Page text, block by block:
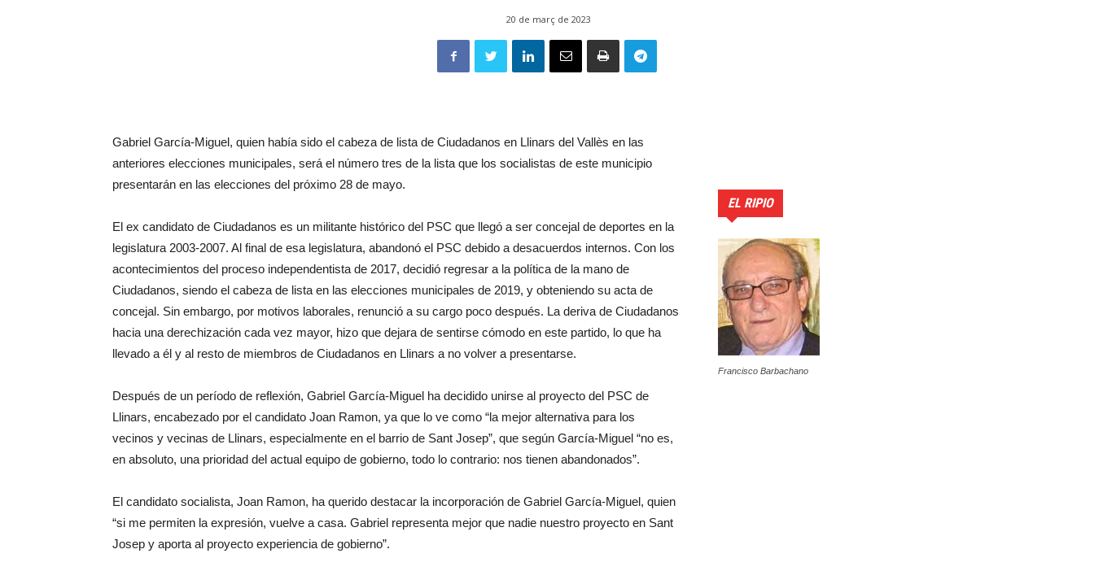
20 de març de 2023
Gabriel García-Miguel, quien había sido el cabeza de lista de Ciudadanos en Llinars del Vallès en las
anteriores elecciones municipales, será el número tres de la lista que los socialistas de este municipio
presentarán en las elecciones del próximo 28 de mayo.
El ex candidato de Ciudadanos es un militante histórico del PSC que llegó a ser concejal de deportes en la
legislatura 2003-2007. Al final de esa legislatura, abandonó el PSC debido a desacuerdos internos. Con los
acontecimientos del proceso independentista de 2017, decidió regresar a la política de la mano de
Ciudadanos, siendo el cabeza de lista en las elecciones municipales de 2019, y obteniendo su acta de
concejal. Sin embargo, por motivos laborales, renunció a su cargo poco después. La deriva de Ciudadanos
hacia una derechización cada vez mayor, hizo que dejara de sentirse cómodo en este partido, lo que ha
llevado a él y al resto de miembros de Ciudadanos en Llinars a no volver a presentarse.
Después de un período de reflexión, Gabriel García-Miguel ha decidido unirse al proyecto del PSC de
Llinars, encabezado por el candidato Joan Ramon, ya que lo ve como “la mejor alternativa para los
vecinos y vecinas de Llinars, especialmente en el barrio de Sant Josep”, que según García-Miguel “no es,
en absoluto, una prioridad del actual equipo de gobierno, todo lo contrario: nos tienen abandonados”.
El candidato socialista, Joan Ramon, ha querido destacar la incorporación de Gabriel García-Miguel, quien
“si me permiten la expresión, vuelve a casa. Gabriel representa mejor que nadie nuestro proyecto en Sant
Josep y aporta al proyecto experiencia de gobierno”.
EL RIPIO
Francisco Barbachano